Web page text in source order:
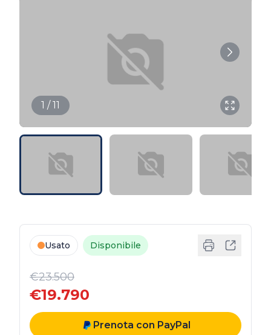
1 / 11
Usato Disponibile
€23.500
€19.790
Prenota con PayPal